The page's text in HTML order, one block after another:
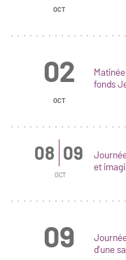
OCT
02
OCT
fonds
08
OCT
09
et
09
d’une